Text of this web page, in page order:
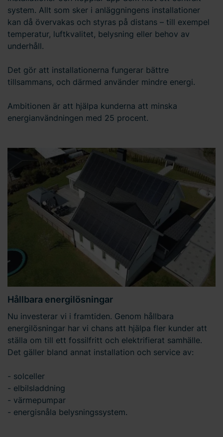
system. Allt som sker i anläggningens installationer
kan då övervakas och styras på distans – till exempel
temperatur, luftkvalitet, belysning eller behov av
underhåll.
Det gör att installationerna fungerar bättre
tillsammans, och därmed använder mindre energi.
Ambitionen är att hjälpa kunderna att minska
energianvändningen med 25 procent.
Hållbara energilösningar
Nu investerar vi i framtiden. Genom hållbara
energilösningar har vi chans att hjälpa fler kunder att
ställa om till ett fossilfritt och elektrifierat samhälle.
Det gäller bland annat installation och service av:
- solceller
- elbilsladdning
- värmepumpar
- energisnåla belysningssystem.